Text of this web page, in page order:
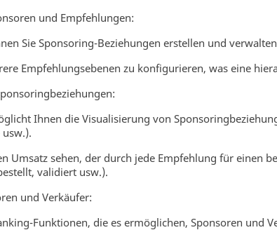
und Empfehlungen:
Sie Sponsoring-Beziehungen erstellen und
Empfehlungsebenen zu konfigurieren, was eine
Ihnen die Visualisierung von
Umsatz sehen, der durch jede Empfehlung für einen
validiert usw.).
und Verkäufer:
Funktionen, die es ermöglichen, Sponsoren und